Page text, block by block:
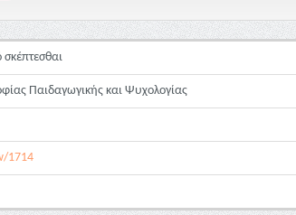
Παιδαγωγικής και Ψυχολογίας
1714